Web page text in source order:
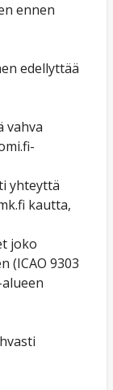
ennen
edellyttää
vahva
yhteyttä
kautta,
joko
(ICAO 9303